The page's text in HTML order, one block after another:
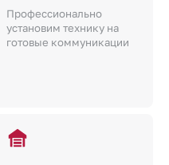
Профессионально
установим технику на
готовые коммуникации